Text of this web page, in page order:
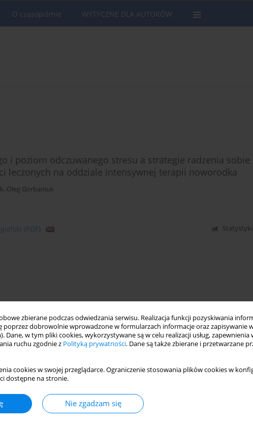
zbierane podczas odwiedzania serwisu. Realizacja funkcji pozyskiwania
poprzez dobrowolnie wprowadzone w formularzach informacje oraz zapisywanie
Dane, w tym pliki cookies, wykorzystywane są w celu realizacji usług,
ruchu zgodnie z Polityką prywatności. Dane są także zbierane i przetwarzane
cookies w swojej przeglądarce. Ograniczenie stosowania plików cookies w
dostępne na stronie.
Nie zgadzam się
O czasopiśmie WYTYCZNE DLA AUTORÓW
i poziom odczuwanego stresu a strategie radzenia sobie
leczonych na oddziale intensywnej terapii noworodka
, Oleg Gorbaniuk
(PDF) Statystyki